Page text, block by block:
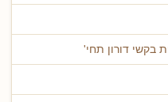
בקשי דורון תחי'